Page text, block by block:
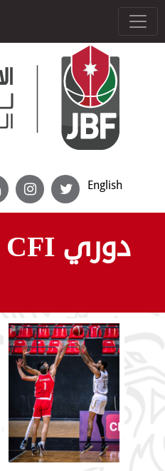
English
دوري CFI الممتاز